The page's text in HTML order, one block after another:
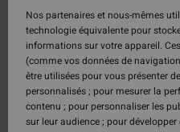
Nos partenaires et nous-mêmes
technologie équivalente pour
informations sur votre appareil.
(comme vos données de
être utilisées pour vous présenter
personnalisés ; pour mesurer la
contenu ; pour personnaliser les
sur leur audience ; pour